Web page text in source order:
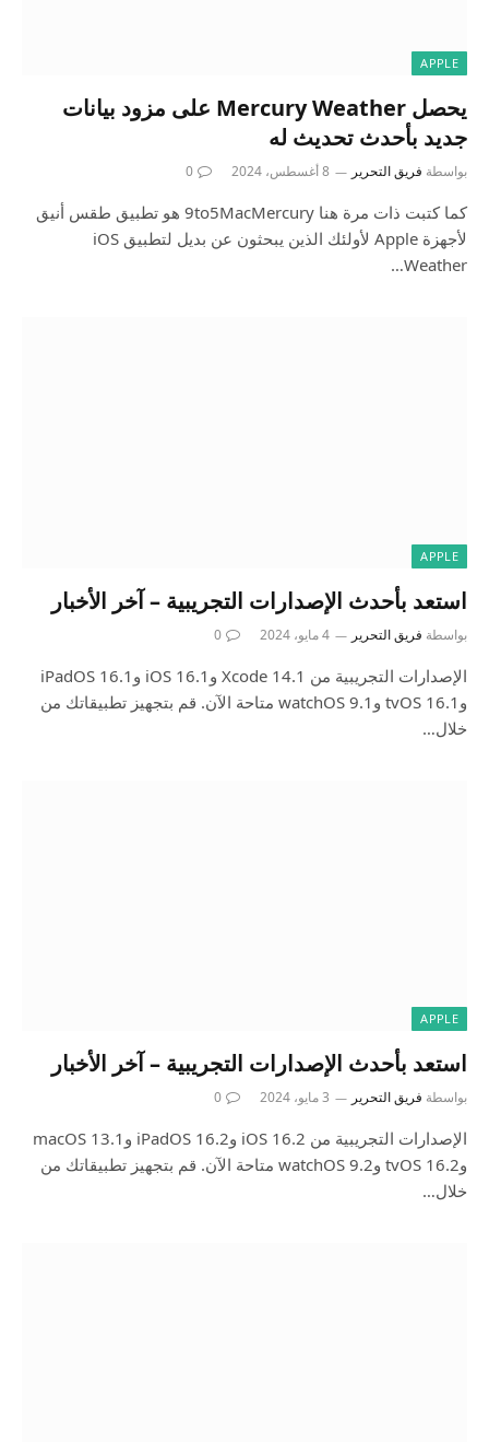
APPLE
يحصل Mercury Weather على مزود بيانات
جديد بأحدث تحديث له
بواسطة فريق التحرير 8 أغسطس، 2024 0
كما كتبت ذات مرة هنا 9to5MacMercury هو تطبيق طقس أنيق
لأجهزة Apple لأولئك الذين يبحثون عن بديل لتطبيق iOS
Weather…
APPLE
استعد بأحدث الإصدارات التجريبية – آخر الأخبار
بواسطة فريق التحرير 4 مايو، 2024 0
الإصدارات التجريبية من Xcode 14.1 وiOS 16.1 وiPadOS 16.1
وtvOS 16.1 وwatchOS 9.1 متاحة الآن. قم بتجهيز تطبيقاتك من
خلال…
APPLE
استعد بأحدث الإصدارات التجريبية – آخر الأخبار
بواسطة فريق التحرير 3 مايو، 2024 0
الإصدارات التجريبية من iOS 16.2 وiPadOS 16.2 وmacOS 13.1
وtvOS 16.2 وwatchOS 9.2 متاحة الآن. قم بتجهيز تطبيقاتك من
خلال…